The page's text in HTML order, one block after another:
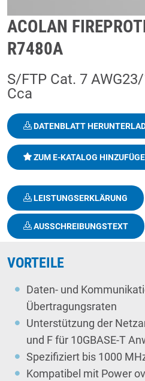
ACOLAN
R7480A
S/FTP Cat. 7
Cca
DATENBLATT
ZUM E-KATALOG
LEISTUNGSERKLÄRUNG
AUSSCHREIBUNGSTEXT
VORTEILE
Daten- und
Übertragungsraten
Unterstützung der
und F für 10GBASE-T
Spezifiziert bis 1000
Kompatibel mit Power